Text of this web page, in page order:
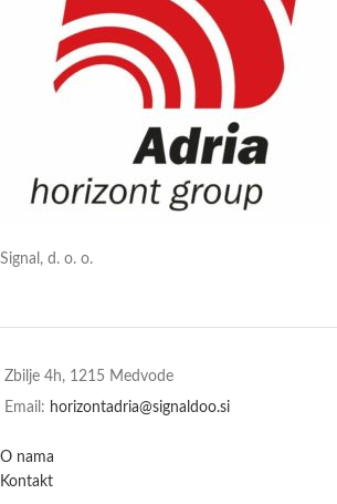
Signal, d. o. o.
Zbilje 4h, 1215 Medvode
Email: horizontadria@signaldoo.si
O nama
Kontakt